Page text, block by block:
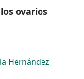
ovarios
Hernández